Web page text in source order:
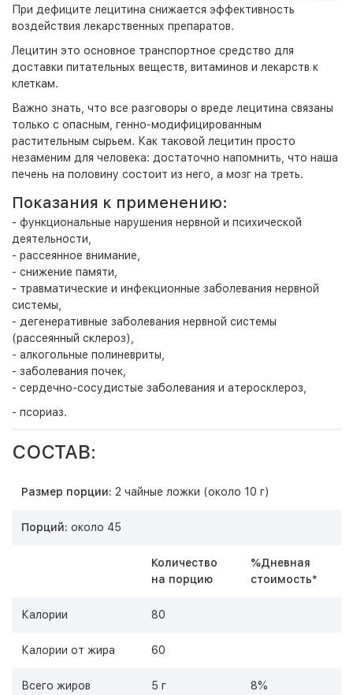
При дефиците лецитина снижается эффективность
воздействия лекарственных препаратов.
Лецитин это основное транспортное средство для
доставки питательных веществ, витаминов и лекарств к
клеткам.
Важно знать, что все разговоры о вреде лецитина связаны
только с опасным, генно-модифицированным
растительным сырьем. Как таковой лецитин просто
незаменим для человека: достаточно напомнить, что наша
печень на половину состоит из него, а мозг на треть.
Показания к применению:
- функциональные нарушения нервной и психической
деятельности,
- рассеянное внимание,
- снижение памяти,
- травматические и инфекционные заболевания нервной
системы,
- дегенеративные заболевания нервной системы
(рассеянный склероз),
- алкогольные полиневриты,
- заболевания почек,
- сердечно-сосудистые заболевания и атеросклероз,
- псориаз.
СОСТАВ:
Размер порции: 2 чайные ложки (около 10 г)
Порций: около 45
Количество
на порцию
%Дневная
стоимость*
Калории 80
Калории от жира 60
Всего жиров 5 г 8%